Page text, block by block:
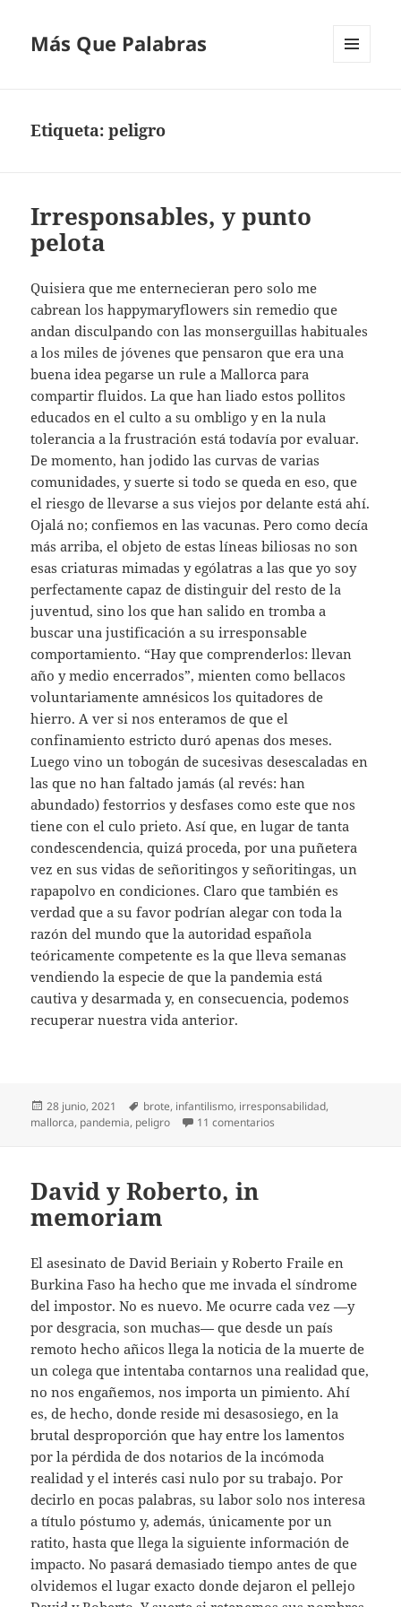
Más Que Palabras
Etiqueta:peligro
Irresponsables, y punto
pelota
Quisiera que me enternecieran pero solo me
cabrean los happymaryflowers sin remedio que
andan disculpando con las monserguillas habituales
a los miles de jóvenes que pensaron que era una
buena idea pegarse un rule a Mallorca para
compartir fluidos. La que han liado estos pollitos
educados en el culto a su ombligo y en la nula
tolerancia a la frustración está todavía por evaluar.
De momento, han jodido las curvas de varias
comunidades, y suerte si todo se queda en eso, que
el riesgo de llevarse a sus viejos por delante está ahí.
Ojalá no; confiemos en las vacunas. Pero como decía
más arriba, el objeto de estas líneas biliosas no son
esas criaturas mimadas y ególatras a las que yo soy
perfectamente capaz de distinguir del resto de la
juventud, sino los que han salido en tromba a
buscar una justificación a su irresponsable
comportamiento. “Hay que comprenderlos: llevan
año y medio encerrados”, mienten como bellacos
voluntariamente amnésicos los quitadores de
hierro. A ver si nos enteramos de que el
confinamiento estricto duró apenas dos meses.
Luego vino un tobogán de sucesivas desescaladas en
las que no han faltado jamás (al revés: han
abundado) festorrios y desfases como este que nos
tiene con el culo prieto. Así que, en lugar de tanta
condescendencia, quizá proceda, por una puñetera
vez en sus vidas de señoritingos y señoritingas, un
rapapolvo en condiciones. Claro que también es
verdad que a su favor podrían alegar con toda la
razón del mundo que la autoridad española
teóricamente competente es la que lleva semanas
vendiendo la especie de que la pandemia está
cautiva y desarmada y, en consecuencia, podemos
recuperar nuestra vida anterior.
Publicado
el
28 junio, 2021 Etiquetas
brote, infantilismo, irresponsabilidad,
mallorca, pandemia, peligro 11 comentarios
David y Roberto, in
memoriam
El asesinato de David Beriain y Roberto Fraile en
Burkina Faso ha hecho que me invada el síndrome
del impostor. No es nuevo. Me ocurre cada vez —y
por desgracia, son muchas— que desde un país
remoto hecho añicos llega la noticia de la muerte de
un colega que intentaba contarnos una realidad que,
no nos engañemos, nos importa un pimiento. Ahí
es, de hecho, donde reside mi desasosiego, en la
brutal desproporción que hay entre los lamentos
por la pérdida de dos notarios de la incómoda
realidad y el interés casi nulo por su trabajo. Por
decirlo en pocas palabras, su labor solo nos interesa
a título póstumo y, además, únicamente por un
ratito, hasta que llega la siguiente información de
impacto. No pasará demasiado tiempo antes de que
olvidemos el lugar exacto donde dejaron el pellejo